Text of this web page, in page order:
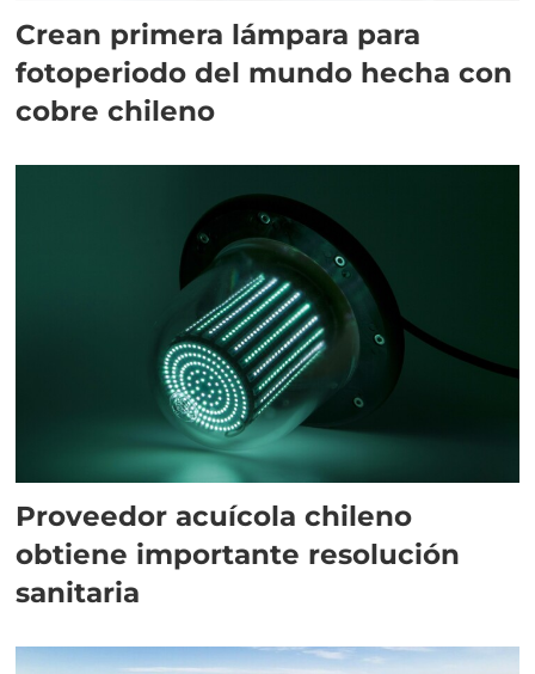
Crean primera lámpara para
fotoperiodo del mundo hecha con
cobre chileno
Proveedor acuícola chileno
obtiene importante resolución
sanitaria